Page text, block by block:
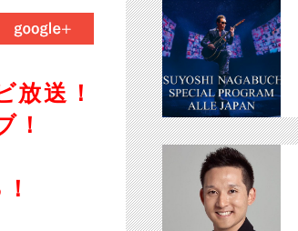
+1
放送！
！